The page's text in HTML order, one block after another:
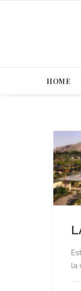
HOME
la